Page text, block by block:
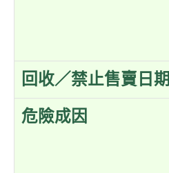
回收／禁止售賣日期
危險成因